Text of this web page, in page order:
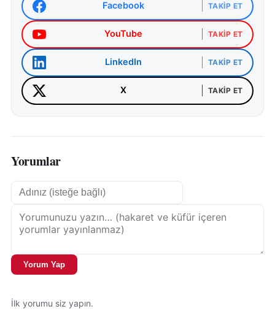
Facebook TAKIP ET
YouTube TAKIP ET
LinkedIn TAKIP ET
X TAKIP ET
Yorumlar
Yorum Yap
İlk yorumu siz yapın.